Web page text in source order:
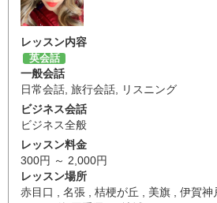
レッスン内容
英会話
一般会話
日常会話 旅行会話
リスニング
ビジネス会話
ビジネス全般
レッスン料金
300円 ～ 2,000円
レッスン場所
赤目口 , 名張 , 桔梗が丘 , 美旗 , 伊賀